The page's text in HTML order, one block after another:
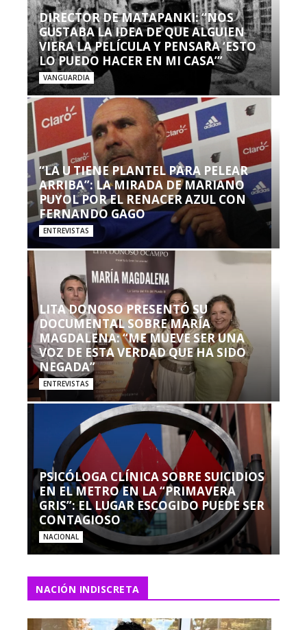
DIRECTOR DE MATAPANKI: “NOS
GUSTABA LA IDEA DE QUE ALGUIEN
VIERA LA PELÍCULA Y PENSARA ‘ESTO
LO PUEDO HACER EN MI CASA’”
VANGUARDIA
“LA U TIENE PLANTEL PARA PELEAR
ARRIBA”: LA MIRADA DE MARIANO
PUYOL POR EL RENACER AZUL CON
FERNANDO GAGO
ENTREVISTAS
LITA DONOSO PRESENTÓ SU
DOCUMENTAL SOBRE MARÍA
MAGDALENA: “ME MUEVE SER UNA
VOZ DE ESTA VERDAD QUE HA SIDO
NEGADA”
ENTREVISTAS
PSICÓLOGA CLÍNICA SOBRE SUICIDIOS
EN EL METRO EN LA “PRIMAVERA
GRIS”: EL LUGAR ESCOGIDO PUEDE SER
CONTAGIOSO
NACIONAL
NACIÓN INDISCRETA